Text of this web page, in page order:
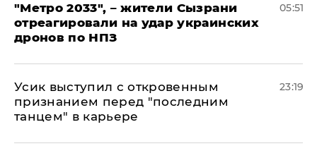
"Метро 2033", – жители Сызрани
отреагировали на удар украинских
дронов по НПЗ
05:51
Усик выступил с откровенным
признанием перед "последним
танцем" в карьере
23:19